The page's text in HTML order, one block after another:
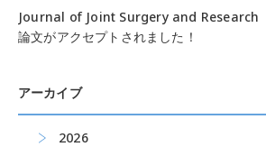
Journal of Joint Surgery and Research
論文がアクセプトされました！
アーカイブ
2026